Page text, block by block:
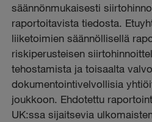
säännönmukaisesti
raportoitavista tiedosta.
liiketoimien säännöllisellä
riskiperusteisen
tehostamista ja toisaalta
dokumentointivelvollisia
joukkoon. Ehdotettu
UK:ssa sijaitsevia